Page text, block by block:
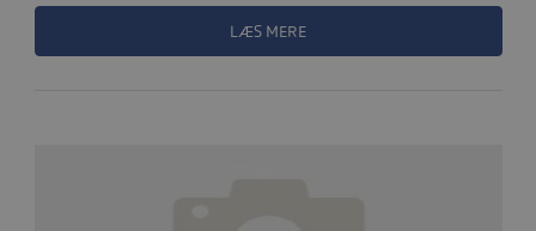
LÆS MERE